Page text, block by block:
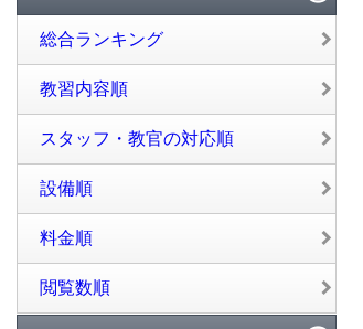
総合ランキング
教習内容順
スタッフ・教官の対応順
設備順
料金順
閲覧数順